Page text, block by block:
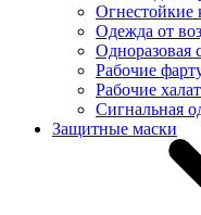
Огнестойкие
Одежда от
Одноразовая
Рабочие
Рабочие
Сигнальная
Защитные маски